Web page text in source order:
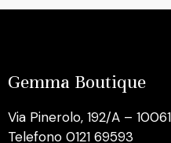
Gemma Boutique
Via Pinerolo, 192/A –
Telefono 0121 69593